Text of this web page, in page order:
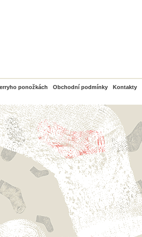
ponožkách Obchodní podmínky Kontakty
PayPal